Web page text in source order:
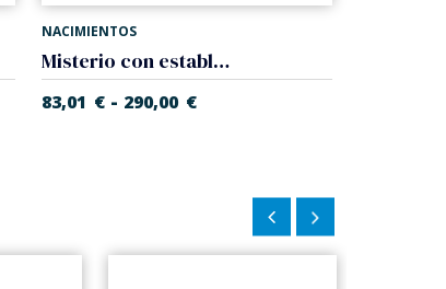
NACIMIENTOS
Misterio con establo (5 piezas) (Belen Casales)
83,01 € - 290,00 €